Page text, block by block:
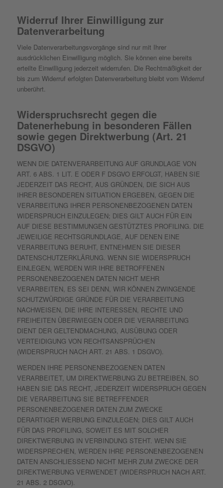
Widerruf Ihrer Einwilligung zur
Datenverarbeitung
Viele Datenverarbeitungsvorgänge sind nur mit Ihrer
ausdrücklichen Einwilligung möglich. Sie können eine bereits
erteilte Einwilligung jederzeit widerrufen. Die Rechtmäßigkeit der
bis zum Widerruf erfolgten Datenverarbeitung bleibt vom Widerruf
unberührt.
Widerspruchsrecht gegen die
Datenerhebung in besonderen Fällen
sowie gegen Direktwerbung (Art. 21
DSGVO)
WENN DIE DATENVERARBEITUNG AUF GRUNDLAGE VON
ART. 6 ABS. 1 LIT. E ODER F DSGVO ERFOLGT, HABEN SIE
JEDERZEIT DAS RECHT, AUS GRÜNDEN, DIE SICH AUS
IHRER BESONDEREN SITUATION ERGEBEN, GEGEN DIE
VERARBEITUNG IHRER PERSONENBEZOGENEN DATEN
WIDERSPRUCH EINZULEGEN; DIES GILT AUCH FÜR EIN
AUF DIESE BESTIMMUNGEN GESTÜTZTES PROFILING. DIE
JEWEILIGE RECHTSGRUNDLAGE, AUF DENEN EINE
VERARBEITUNG BERUHT, ENTNEHMEN SIE DIESER
DATENSCHUTZERKLÄRUNG. WENN SIE WIDERSPRUCH
EINLEGEN, WERDEN WIR IHRE BETROFFENEN
PERSONENBEZOGENEN DATEN NICHT MEHR
VERARBEITEN, ES SEI DENN, WIR KÖNNEN ZWINGENDE
SCHUTZWÜRDIGE GRÜNDE FÜR DIE VERARBEITUNG
NACHWEISEN, DIE IHRE INTERESSEN, RECHTE UND
FREIHEITEN ÜBERWIEGEN ODER DIE VERARBEITUNG
DIENT DER GELTENDMACHUNG, AUSÜBUNG ODER
VERTEIDIGUNG VON RECHTSANSPRÜCHEN
(WIDERSPRUCH NACH ART. 21 ABS. 1 DSGVO).
WERDEN IHRE PERSONENBEZOGENEN DATEN
VERARBEITET, UM DIREKTWERBUNG ZU BETREIBEN, SO
HABEN SIE DAS RECHT, JEDERZEIT WIDERSPRUCH GEGEN
DIE VERARBEITUNG SIE BETREFFENDER
PERSONENBEZOGENER DATEN ZUM ZWECKE
DERARTIGER WERBUNG EINZULEGEN; DIES GILT AUCH
FÜR DAS PROFILING, SOWEIT ES MIT SOLCHER
DIREKTWERBUNG IN VERBINDUNG STEHT. WENN SIE
WIDERSPRECHEN, WERDEN IHRE PERSONENBEZOGENEN
DATEN ANSCHLIESSEND NICHT MEHR ZUM ZWECKE DER
DIREKTWERBUNG VERWENDET (WIDERSPRUCH NACH ART.
21 ABS. 2 DSGVO).